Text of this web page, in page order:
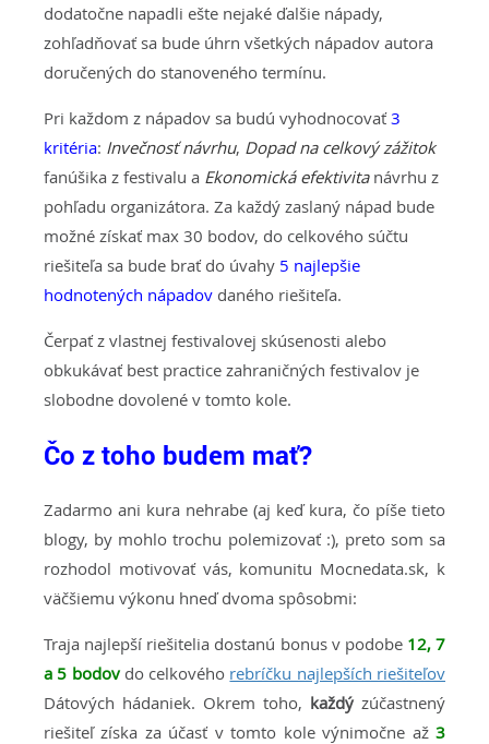
dodatočne napadli ešte nejaké ďalšie nápady,
zohľadňovať sa bude úhrn všetkých nápadov autora
doručených do stanoveného termínu.
Pri každom z nápadov sa budú vyhodnocovať3
kritéria: Invečnosť návrhu, Dopad na celkový zážitok
fanúšika z festivalu a Ekonomická efektivitanávrhu z
pohľadu organizátora. Za každý zaslaný nápad bude
možné získať max 30 bodov, do celkového súčtu
riešiteľa sa bude brať do úvahy 5 najlepšie
hodnotených nápadov daného riešiteľa.
Čerpať z vlastnej festivalovej skúsenosti alebo
obkukávať best practice zahraničných festivalov je
slobodne dovolené v tomto kole.
Čo z toho budem mať?
Zadarmo ani kura nehrabe (aj keď kura, čo píše tieto
blogy, by mohlo trochu polemizovať :), preto som sa
rozhodol motivovať vás, komunitu Mocnedata.sk, k
väčšiemu výkonu hneď dvoma spôsobmi:
Traja najlepší riešitelia dostanú bonus v podobe 12, 7
a 5 bodovdo celkového rebríčku najlepších riešiteľov
Dátových hádaniek. Okrem toho, každý zúčastnený
riešiteľ získa za účasť v tomto kole výnimočne až 3